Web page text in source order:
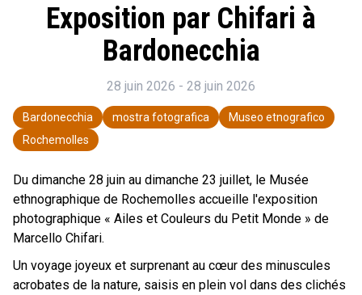
Exposition par Chifari à
Bardonecchia
28 juin 2026 - 28 juin 2026
Bardonecchia mostra fotografica
Museo etnografico
Rochemolles
Du dimanche 28 juin au dimanche 23 juillet, le Musée
ethnographique de Rochemolles accueille l'exposition
photographique « Ailes et Couleurs du Petit Monde » de
Marcello Chifari.
Un voyage joyeux et surprenant au cœur des minuscules
acrobates de la nature, saisis en plein vol dans des clichés